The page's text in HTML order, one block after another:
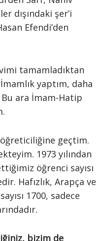
dışındaki şer’i
Efendi’den
tamamladıktan
yaptım, daha
ara İmam-Hatip
öğreticiliğine geçtim.
1973 yılından
öğrenci sayısı
Hafızlık, Arapça ve
1700, sadece
bizim de